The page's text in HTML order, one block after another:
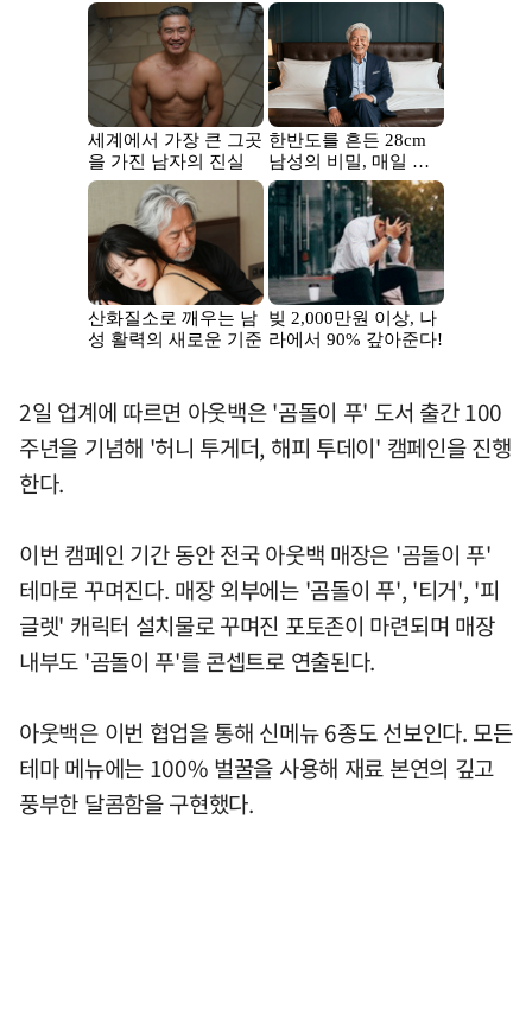
2일 업계에 따르면 아웃백은 '곰돌이 푸' 도서 출간 100
주년을 기념해 '허니 투게더, 해피 투데이' 캠페인을 진행
한다.
이번 캠페인 기간 동안 전국 아웃백 매장은 '곰돌이 푸'
테마로 꾸며진다. 매장 외부에는 '곰돌이 푸', '티거', '피
글렛' 캐릭터 설치물로 꾸며진 포토존이 마련되며 매장
내부도 '곰돌이 푸'를 콘셉트로 연출된다.
아웃백은 이번 협업을 통해 신메뉴 6종도 선보인다. 모든
테마 메뉴에는 100% 벌꿀을 사용해 재료 본연의 깊고
풍부한 달콤함을 구현했다.